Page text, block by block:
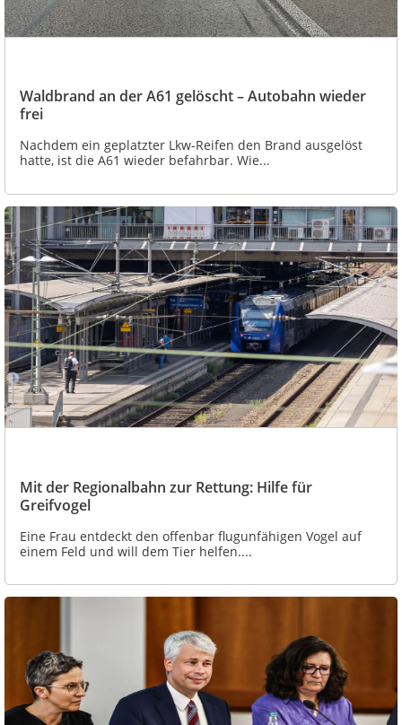
Waldbrand an der A61 gelöscht – Autobahn wieder
frei
Nachdem ein geplatzter Lkw-Reifen den Brand ausgelöst
hatte, ist die A61 wieder befahrbar. Wie...
Mit der Regionalbahn zur Rettung: Hilfe für
Greifvogel
Eine Frau entdeckt den offenbar flugunfähigen Vogel auf
einem Feld und will dem Tier helfen....